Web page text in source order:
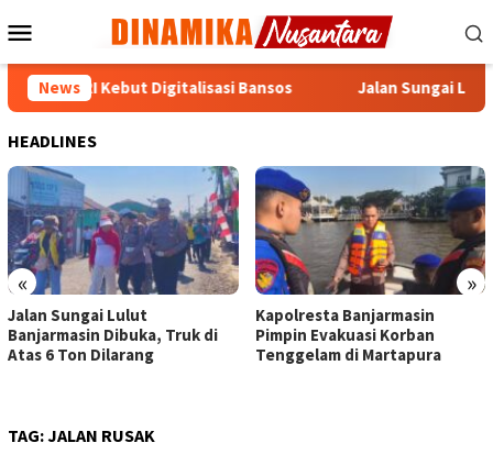
ke
Mobile
News
RI Kebut Digitalisasi Bansos Jalan Sungai Lulut
HEADLINES
« »
Jalan Sungai Lulut
Banjarmasin Dibuka, Truk di
Atas 6 Ton Dilarang
Kapolresta Banjarmasin
Pimpin Evakuasi Korban
Tenggelam di Martapura
TAG:JALAN RUSAK